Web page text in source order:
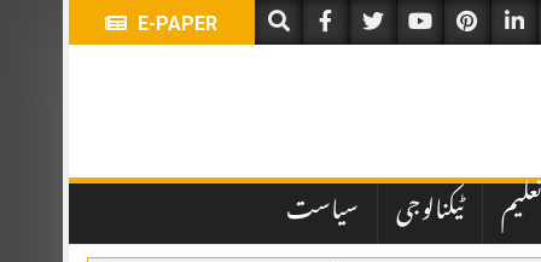
E-PAPER
تعلیم ٹیکنالوجی سیاست